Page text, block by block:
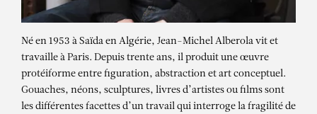
Né en 1953 à Saïda en Algérie, Jean-Michel Alberola vit et
travaille à Paris. Depuis trente ans, il produit une œuvre
protéiforme entre figuration, abstraction et art conceptuel.
Gouaches, néons, sculptures, livres d’artistes ou films sont
les différentes facettes d’un travail qui interroge la fragilité de